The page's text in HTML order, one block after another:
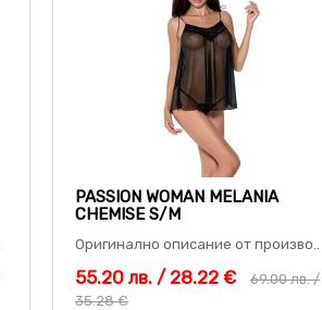
PASSION WOMAN MELANIA
CHEMISE S/M
Оригинално описание от произво..
55.20 лв. / 28.22 €
69.00 лв. /
35.28 €